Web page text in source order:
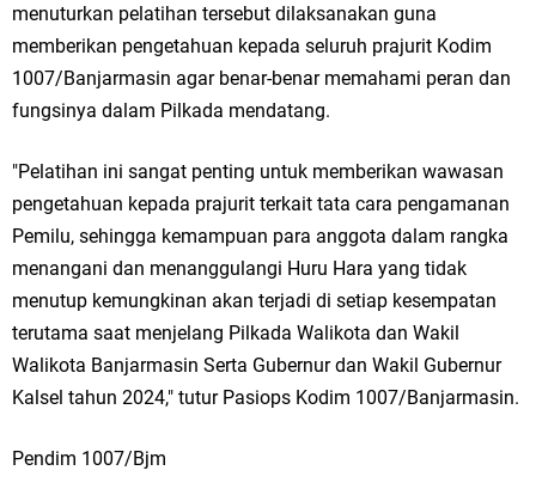
menuturkan pelatihan tersebut dilaksanakan guna
memberikan pengetahuan kepada seluruh prajurit Kodim
1007/Banjarmasin agar benar-benar memahami peran dan
fungsinya dalam Pilkada mendatang.
"Pelatihan ini sangat penting untuk memberikan wawasan
pengetahuan kepada prajurit terkait tata cara pengamanan
Pemilu, sehingga kemampuan para anggota dalam rangka
menangani dan menanggulangi Huru Hara yang tidak
menutup kemungkinan akan terjadi di setiap kesempatan
terutama saat menjelang Pilkada Walikota dan Wakil
Walikota Banjarmasin Serta Gubernur dan Wakil Gubernur
Kalsel tahun 2024," tutur Pasiops Kodim 1007/Banjarmasin.
Pendim 1007/Bjm